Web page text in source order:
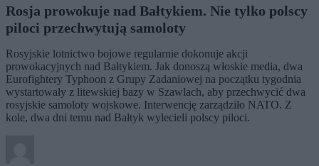
Rosja prowokuje nad Bałtykiem. Nie tylko polscy
piloci przechwytują samoloty
Rosyjskie lotnictwo bojowe regularnie dokonuje akcji
prowokacyjnych nad Bałtykiem. Jak donoszą włoskie media, dwa
Eurofightery Typhoon z Grupy Zadaniowej na początku tygodnia
wystartowały z litewskiej bazy w Szawlach, aby przechwycić dwa
rosyjskie samoloty wojskowe. Interwencję zarządziło NATO. Z
kole, dwa dni temu nad Bałtyk wylecieli polscy piloci.